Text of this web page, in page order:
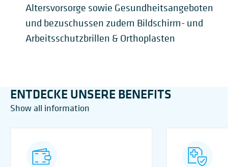
Altersvorsorge sowie Gesundheitsangeboten
und bezuschussen zudem Bildschirm- und
Arbeitsschutzbrillen & Orthoplasten
ENTDECKE UNSERE BENEFITS
Show all information